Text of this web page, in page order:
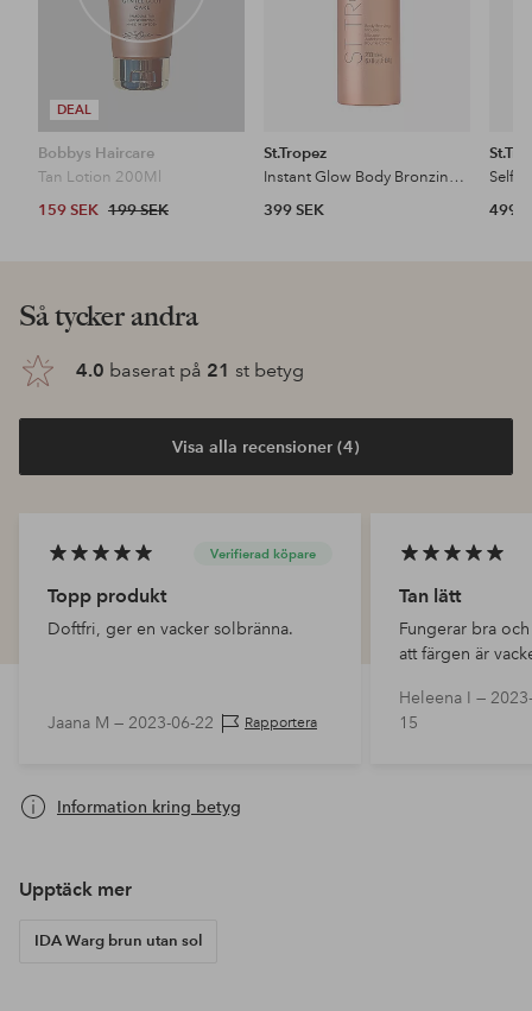
DEAL
Bobbys Haircare
Tan Lotion 200Ml
159 SEK 199 SEK
St.Tropez
Instant Glow Body Bronzing Mousse 200Ml
399 SEK
499
Så tycker andra
4.0 baserat på 21 st betyg
Visa alla recensioner (4)
Verifierad köpare
Topp produkt
Doftfri, ger en vacker solbränna.
Jaana M — 2023-06-22 Rapportera
Tan lätt
Fungerar bra
att färgen är
gillar.
Heleena I —
15
Information kring betyg
Upptäck mer
IDA Warg brun utan sol